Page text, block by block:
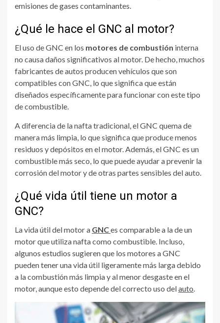
emisiones de gases contaminantes.
¿Qué le hace el GNC al motor?
El uso de GNC en los motores de combustión interna
no causa daños significativos al motor. De hecho, muchos
fabricantes de autos producen vehículos que son
compatibles con GNC, lo que significa que están
diseñados específicamente para funcionar con este tipo
de combustible.
A diferencia de la nafta tradicional, el GNC quema de
manera más limpia, lo que significa que produce menos
residuos y depósitos en el motor. Además, el GNC es un
combustible más seco, lo que puede ayudar a prevenir la
corrosión del motor y de otras partes sensibles del auto.
¿Qué vida útil tiene un motor a
GNC?
La vida útil del motor a GNCes comparable a la de un
motor que utiliza nafta como combustible. Incluso,
algunos estudios sugieren que los motores a GNC
pueden tener una vida útil ligeramente más larga debido
a la combustión más limpia y al menor desgaste en el
motor, aunque esto depende del correcto uso delauto.